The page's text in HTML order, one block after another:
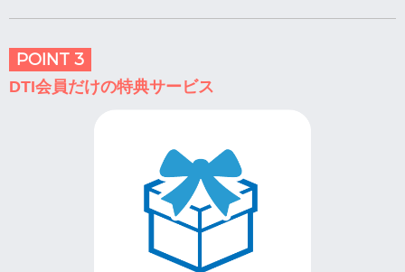
POINT 3
DTI会員だけの特典サービス